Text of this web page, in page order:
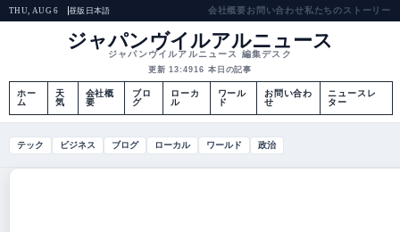
THU, AUG 6 昼版 日本語 会社概要お問い合わせ私たちのストーリー
ジャパンヴイルアルニュース
ジャパンヴイルアルニュース 編集デスク
更新 13:4916 本日の記事
ホー
ム
天
気
会社概
要
ブロ
グ
ローカ
ル
ワール
ド
お問い合わ
せ
ニュースレ
ター
テック ビジネス ブログ ローカル ワールド 政治